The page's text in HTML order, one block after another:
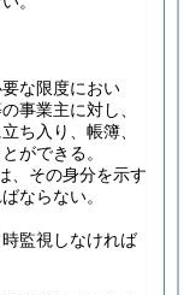
な限度におい
事業主に対し、
ち入り、帳簿、
ができる。
、その身分を示す
ならない。
監視しなければ